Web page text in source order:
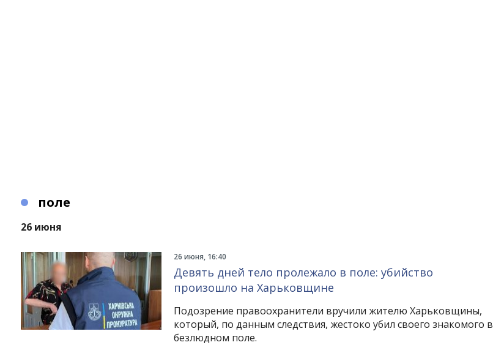
поле
26 июня
26 июня, 16:40
Девять дней тело пролежало в поле: убийство
произошло на Харьковщине
Подозрение правоохранители вручили жителю Харьковщины,
который, по данным следствия, жестоко убил своего знакомого в
безлюдном поле.